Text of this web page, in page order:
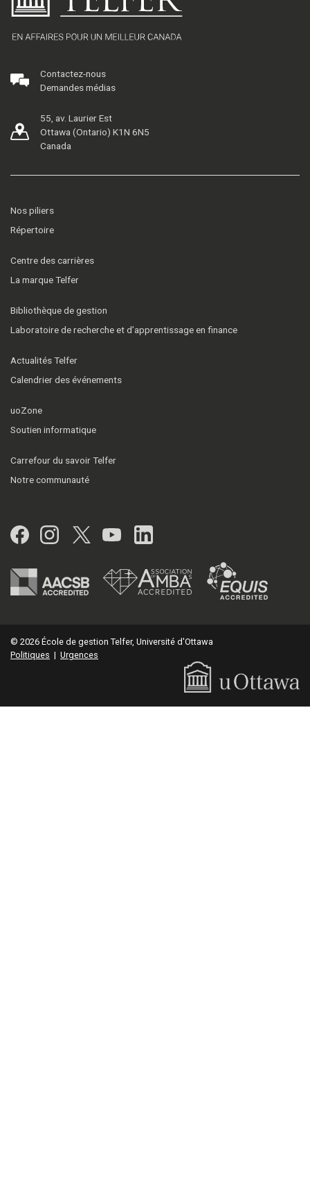
Contactez-nous
Demandes médias
55, av. Laurier Est
Ottawa (Ontario) K1N 6N5
Canada
Nos piliers
Répertoire
Centre des carrières
La marque Telfer
Bibliothèque de gestion
Laboratoire de recherche et d’apprentissage en finance
Actualités Telfer
Calendrier des événements
uoZone
Soutien informatique
Carrefour du savoir Telfer
Notre communauté
Facebook
Instagram
Twitter
YouTubeLinkedIn
© 2026 École de gestion Telfer, Université d'Ottawa
Politiques | Urgences